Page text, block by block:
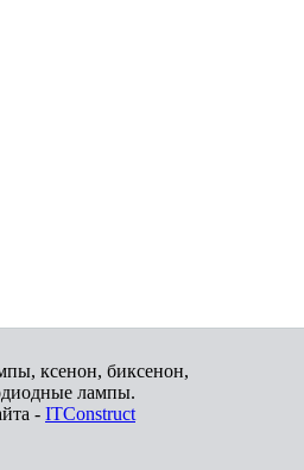
ксенон, биксенон,
лампы.
- ITConstruct